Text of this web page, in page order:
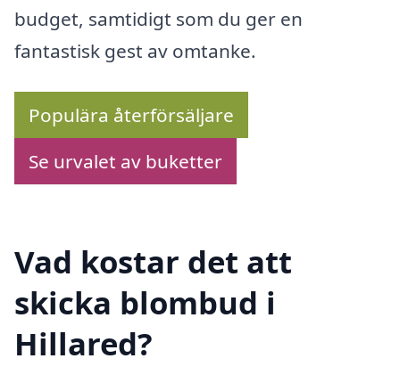
budget, samtidigt som du ger en
fantastisk gest av omtanke.
Populära återförsäljare
Se urvalet av buketter
Vad kostar det att
skicka blombud i
Hillared?